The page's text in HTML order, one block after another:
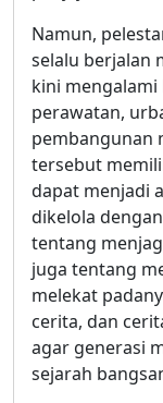
Namun,
selalu berjalan
kini
perawatan,
pembangunan
tersebut
dapat menjadi
dikelola
tentang
juga tentang
melekat
cerita, dan
agar generasi
sejarah